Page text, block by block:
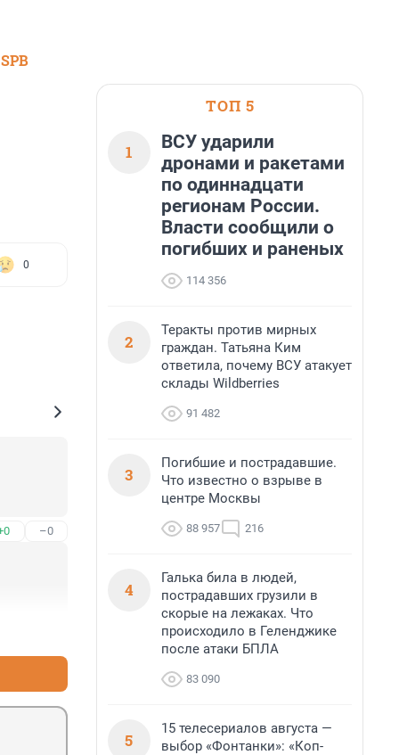
0
–0
ТОП 5
1
ВСУ ударили
дронами и ракетами
по одиннадцати
регионам России.
Власти сообщили о
погибших и раненых
114 356
2
Теракты против мирных
граждан. Татьяна Ким
ответила, почему ВСУ атакует
склады Wildberries
91 482
3
Погибшие и пострадавшие.
Что известно о взрыве в
центре Москвы
88 957 216
4
Галька била в людей,
пострадавших грузили в
скорые на лежаках. Что
происходило в Геленджике
после атаки БПЛА
83 090
5
15 телесериалов августа —
выбор «Фонтанки»: «Коп-